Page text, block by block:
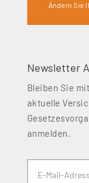
Ändern Sie
Newsletter
Bleiben Sie
aktuelle
anmelden.